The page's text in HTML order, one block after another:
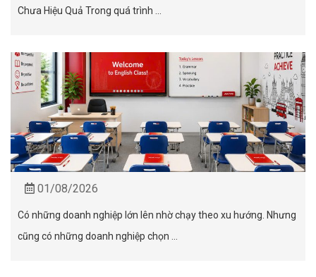
Chưa Hiệu Quả Trong quá trình ...
01/08/2026
Có những doanh nghiệp lớn lên nhờ chạy theo xu hướng. Nhưng
cũng có những doanh nghiệp chọn ...